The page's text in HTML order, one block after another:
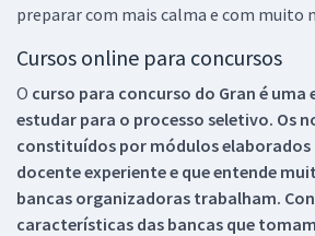
preparar com mais calma e com muito
Cursos online para concursos
O curso para concurso do Gran é uma
estudar para o processo seletivo. Os
constituídos por módulos elaborados
docente experiente e que entende
bancas organizadoras trabalham.
características das bancas que